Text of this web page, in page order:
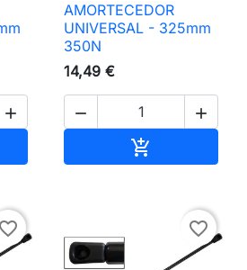

AMORTECEDOR
UNIVERSAL - 325mm
350N
14,49 €
 

favorite_border favorite_border